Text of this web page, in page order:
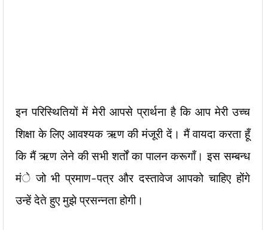
इन परिस्थितियों में मेरी आपसे प्रार्थना है कि आप मेरी उच्च
शिक्षा के लिए आवश्यक ऋण की मंजूरी दें। मैं वायदा करता हूँ
कि मैं ऋण लेने की सभी शर्तों का पालन करूगाँ। इस सम्बन्ध
मंे जो भी प्रमाण-पत्र और दस्तावेज आपको चाहिए होंगे
उन्हें देते हुए मुझे प्रसन्नता होगी।